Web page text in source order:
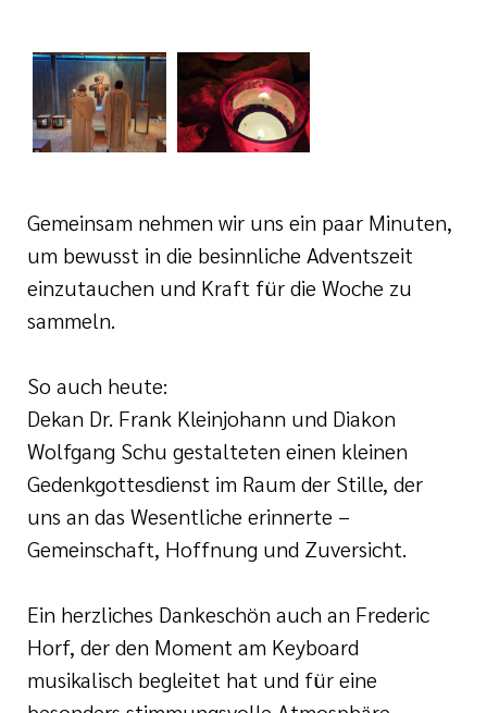
Meilensteine
Gemeinsam nehmen wir uns ein paar Minuten,
um bewusst in die besinnliche Adventszeit
einzutauchen und Kraft für die Woche zu
sammeln.
So auch heute:
Dekan Dr. Frank Kleinjohann und Diakon
Wolfgang Schu gestalteten einen kleinen
Gedenkgottesdienst im Raum der Stille, der
uns an das Wesentliche erinnerte –
Gemeinschaft, Hoffnung und Zuversicht.
Ein herzliches Dankeschön auch an Frederic
Horf, der den Moment am Keyboard
musikalisch begleitet hat und für eine